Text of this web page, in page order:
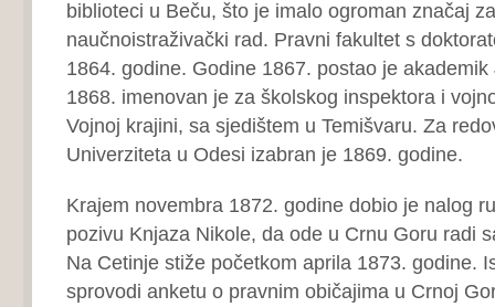
biblioteci u Beču, što je imalo ogroman značaj
naučnoistraživački rad. Pravni fakultet s
1864. godine. Godine 1867. postao je
1868. imenovan je za školskog inspektora i
Vojnoj krajini, sa sjedištem u Temišvaru. Za
Univerziteta u Odesi izabran je 1869. godine.
Krajem novembra 1872. godine dobio je nalog
pozivu Knjaza Nikole, da ode u Crnu Goru radi
Na Cetinje stiže početkom aprila 1873. godine.
sprovodi anketu o pravnim običajima u Crnoj